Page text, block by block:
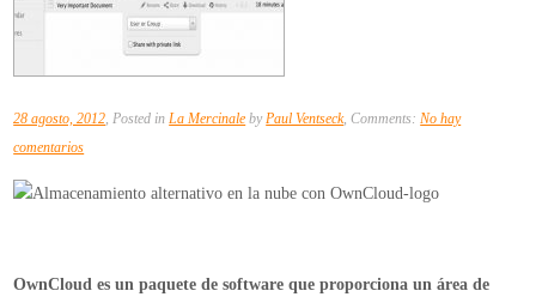
28 agosto, 2012, Posted inLa Mercinale byPaul Ventseck, Comments:No hay
comentariosen
un
almacenamiento
OwnCloud es un paquete de software que proporciona un área de